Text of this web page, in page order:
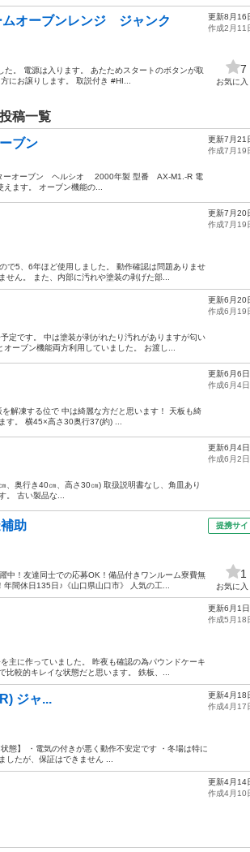
ムオーブンレンジ ジャンク
。 電源は入ります。 あたためスタートのボタンが取
にお譲りします。 取説付き #HI...
更新8月16
作成2月11
7
お気に入
稿一覧
ブン
ターオーブン ヘルシオ 2000年製 型番 AX-M1.-R 電
ます。 オーブン機能の...
更新7月21
作成7月19
で5、6年ほど使用しました。 動作確認は問題ありませ
ん。 また、内部に汚れや塗装の剥げた部...
更新7月20
作成7月19
定です。 中は塗装が剥がれたり汚れがありますが匂い
ーブン機能両方利用していました。 お渡し...
更新6月20
作成6月19
解凍する位で 中は綺麗な方だと思います！ 天板も綺
す。 横45×高さ30奥行37(約) ...
更新6月6日
作成6月4日
奥行き40㎝、高さ30㎝) 取扱説明書なし、角皿あり
。 古い製品な...
更新6月4日
作成6月2日
助
！友達同士での応募OK！備品付きワンルーム寮費無
間休日135日♪《山口県山口市》 人気の工...
提携サイ
1
お気に入
主に作っていました。 昨夜も確認の為パウンドケーキ
較的キレイな状態だと思います。 鉄板、...
更新6月1日
作成5月18
ジャ...
態】 ・電気の付きが悪く動作不安定です ・冬場は特に
したが、保証はできません ...
更新4月18
作成4月17
更新4月14
作成4月10